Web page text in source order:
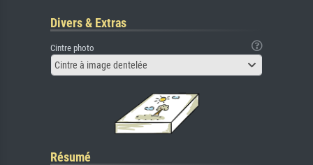
Divers & Extras
Cintre photo
Cintre à image dentelée
Résumé